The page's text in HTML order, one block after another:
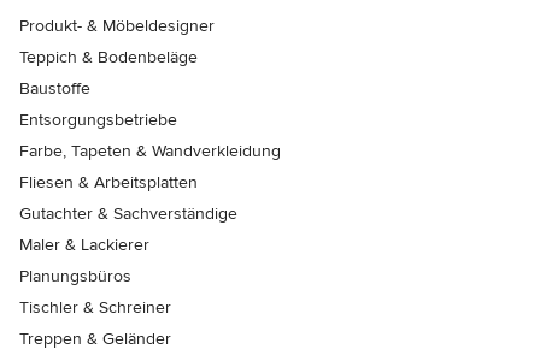
Produkt- & Möbeldesigner
Teppich & Bodenbeläge
Baustoffe
Entsorgungsbetriebe
Farbe, Tapeten & Wandverkleidung
Fliesen & Arbeitsplatten
Gutachter & Sachverständige
Maler & Lackierer
Planungsbüros
Tischler & Schreiner
Treppen & Geländer